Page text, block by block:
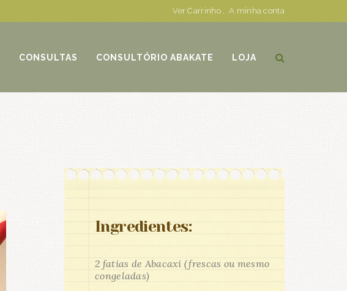
Ver Carrinho.A minha conta
CONSULTAS CONSULTÓRIO ABAKATE LOJA
Ingredientes:
2 fatias de Abacaxi (frescas ou mesmo
congeladas)